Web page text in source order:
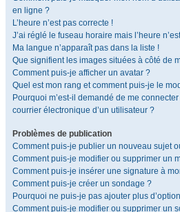
en ligne ?
L’heure n’est pas correcte !
J’ai réglé le fuseau horaire mais l’heure
Ma langue n’apparaît pas dans la liste !
Que signifient les images situées à côté de
Comment puis-je afficher un avatar ?
Quel est mon rang et comment puis-je le
Pourquoi m’est-il demandé de me
courrier électronique d’un utilisateur ?
Problèmes de publication
Comment puis-je publier un nouveau sujet
Comment puis-je modifier ou supprimer un
Comment puis-je insérer une signature à
Comment puis-je créer un sondage ?
Pourquoi ne puis-je pas ajouter plus
Comment puis-je modifier ou supprimer un